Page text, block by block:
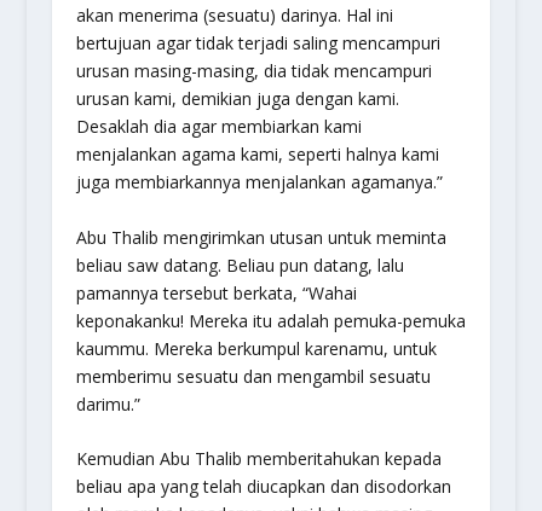
akan menerima (sesuatu) darinya. Hal ini
bertujuan agar tidak terjadi saling mencampuri
urusan masing-masing, dia tidak mencampuri
urusan kami, demikian juga dengan kami.
Desaklah dia agar membiarkan kami
menjalankan agama kami, seperti halnya kami
juga membiarkannya menjalankan agamanya.”
Abu Thalib mengirimkan utusan untuk meminta
beliau saw datang. Beliau pun datang, lalu
pamannya tersebut berkata, “Wahai
keponakanku! Mereka itu adalah pemuka-pemuka
kaummu. Mereka berkumpul karenamu, untuk
memberimu sesuatu dan mengambil sesuatu
darimu.”
Kemudian Abu Thalib memberitahukan kepada
beliau apa yang telah diucapkan dan disodorkan